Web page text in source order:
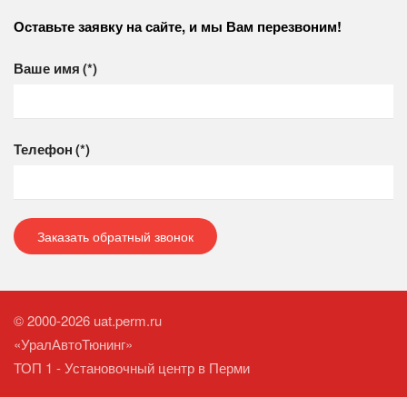
Оставьте заявку на сайте, и мы Вам перезвоним!
Ваше имя(*)
Телефон(*)
Заказать обратный звонок
© 2000-2026 uat.perm.ru
«УралАвтоТюнинг»
ТОП 1 - Установочный центр в Перми